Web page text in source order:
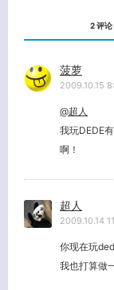
2 评论
菠萝
2009.10.15
@超人
我玩DEDE
啊！
超人
2009.10.14
你现在玩
我也打算做